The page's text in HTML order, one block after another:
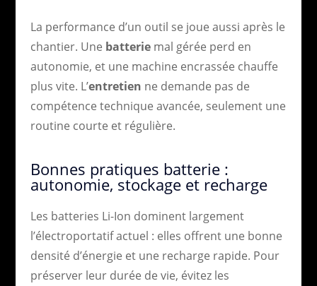
La performance d’un outil se joue aussi après le
chantier. Une batteriemal gérée perd en
autonomie, et une machine encrassée chauffe
plus vite. L’entretien ne demande pas de
compétence technique avancée, seulement une
routine courte et régulière.
Bonnes pratiques batterie :
autonomie, stockage et recharge
Les batteries Li-Ion dominent largement
l’électroportatif actuel : elles offrent une bonne
densité d’énergie et une recharge rapide. Pour
préserver leur durée de vie, évitez les